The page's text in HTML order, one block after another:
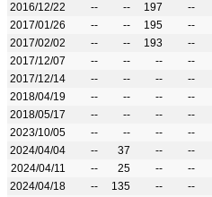
2016/12/22
-- -- 197 --
2017/01/26
-- -- 195 --
2017/02/02
-- -- 193 --
2017/12/07
-- -- -- --
2017/12/14
-- -- -- --
2018/04/19
-- -- -- --
2018/05/17
-- -- -- --
2023/10/05
-- -- -- --
2024/04/04
-- 37 -- --
2024/04/11
-- 25 -- --
2024/04/18
-- 135 -- --